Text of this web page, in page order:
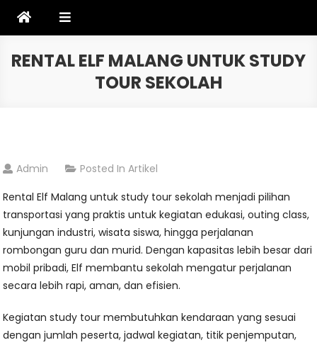
RENTAL ELF MALANG UNTUK STUDY
TOUR SEKOLAH
Admin Posted InArtikel
Rental Elf Malang untuk study tour sekolah menjadi pilihan
transportasi yang praktis untuk kegiatan edukasi, outing class,
kunjungan industri, wisata siswa, hingga perjalanan
rombongan guru dan murid. Dengan kapasitas lebih besar dari
mobil pribadi, Elf membantu sekolah mengatur perjalanan
secara lebih rapi, aman, dan efisien.
Kegiatan study tour membutuhkan kendaraan yang sesuai
dengan jumlah peserta, jadwal kegiatan, titik penjemputan,